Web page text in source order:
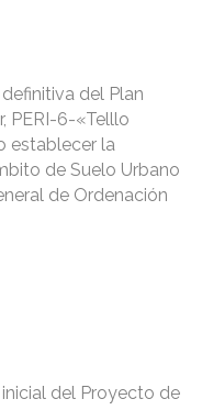
del Plan
PERI-6-«Telllo
establecer la
de Suelo Urbano
de Ordenación
del Proyecto de